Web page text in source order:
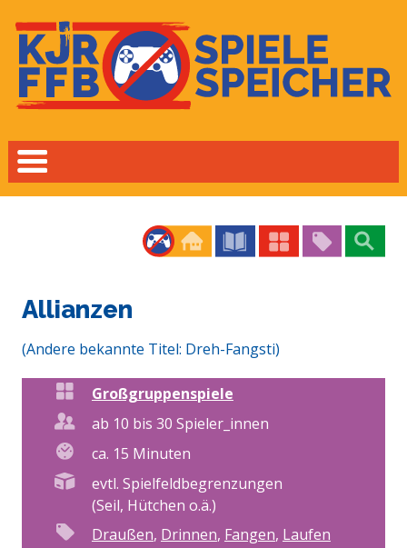
Allianzen
(Andere bekannte Titel: Dreh-Fangsti)
Großgruppenspiele
ab 10 bis 30 Spieler_innen
ca. 15 Minuten
evtl. Spielfeldbegrenzungen
(Seil, Hütchen o.ä.)
Draußen, Drinnen, Fangen, Laufen